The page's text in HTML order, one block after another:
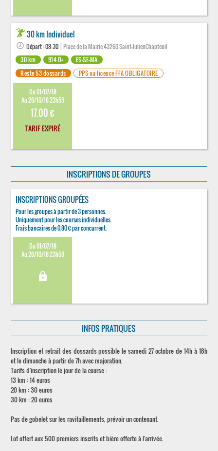
30 km Individuel
Départ : 08:30 | Place de la Mairie 43260 Saint-JulienChapteuil
30 km
914 D+
ES-SE-MA
Reste 53 dossards
PPS ou licence FFA OBLIGATOIRE
Du 01/07/18
Au 26/10/18 23h59
17.00 €
TARIF EXPIRÉ
INSCRIPTIONS DE GROUPES
INSCRIPTIONS GROUPÉES
Pour les groupes à partir de 3 personnes.
Uniquement pour les courses individuelles.
Frais bancaires de 0,80 € par concurrent.
Du 01/07/18
Au 26/10/18 23h59
lock
INFOS PRATIQUES
Inscription et retrait des dossards possible le samedi 27 octobre de 14h à 18h
et le dimanche à partir de 7h avec majoration.
Tarifs d'inscription le jour de la course :
13 km : 14 euros
20 km : 30 euros
30 km : 20 euros
Pas de gobelet sur les ravitaillements, prévoir un contenant.
Lot offert aux 500 premiers inscrits et bière offerte à l'arrivée.